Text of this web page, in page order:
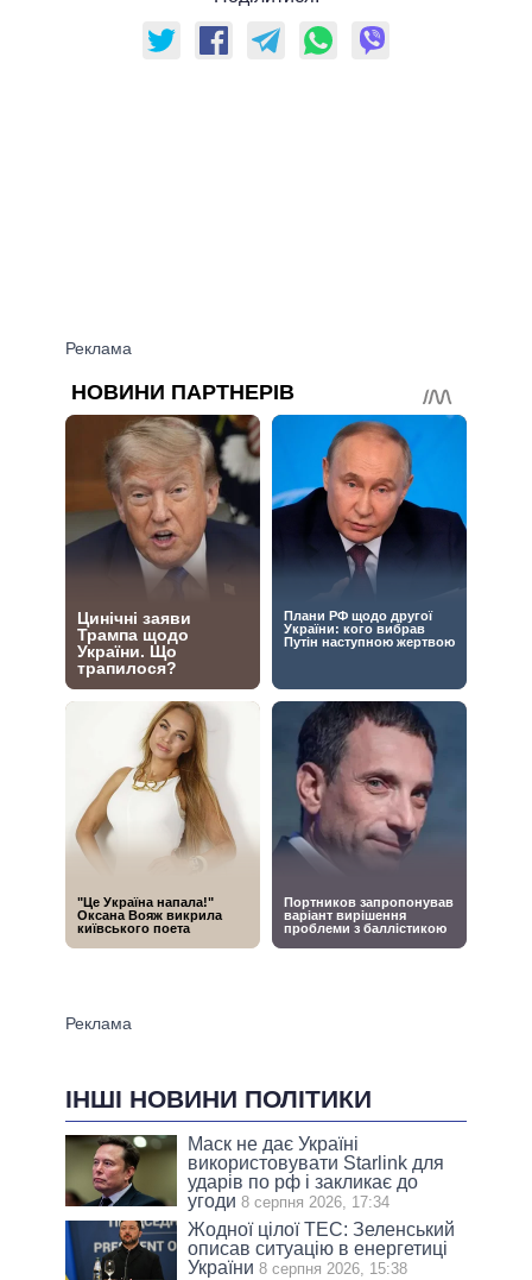
ІНШІ НОВИНИ ПОЛІТИКИ
Маск не дає Україні
використовувати Starlink для
ударів по рф і закликає до
угоди 8 серпня 2026, 17:34
Жодної цілої ТЕС: Зеленський
описав ситуацію в енергетиці
України 8 серпня 2026, 15:38